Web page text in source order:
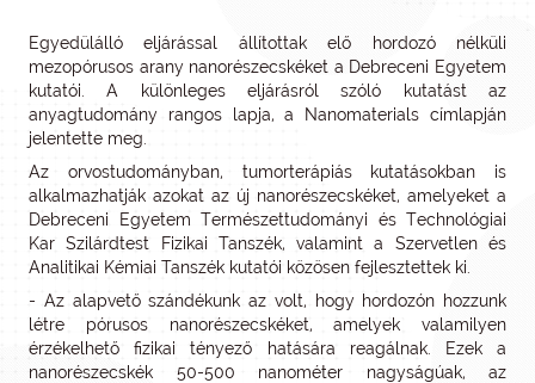
Egyedülálló eljárással állítottak elő hordozó nélküli
mezopórusos arany nanorészecskéket a Debreceni Egyetem
kutatói. A különleges eljárásról szóló kutatást az
anyagtudomány rangos lapja, a Nanomaterials címlapján
jelentette meg.
Az orvostudományban, tumorterápiás kutatásokban is
alkalmazhatják azokat az új nanorészecskéket, amelyeket a
Debreceni Egyetem Természettudományi és Technológiai
Kar Szilárdtest Fizikai Tanszék, valamint a Szervetlen és
Analitikai Kémiai Tanszék kutatói közösen fejlesztettek ki.
- Az alapvető szándékunk az volt, hogy hordozón hozzunk
létre pórusos nanorészecskéket, amelyek valamilyen
érzékelhető fizikai tényező hatására reagálnak. Ezek a
nanorészecskék 50-500 nanométer nagyságúak, az